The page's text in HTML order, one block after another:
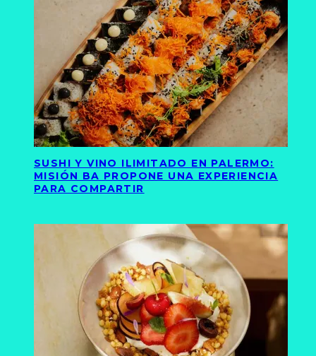
SUSHI Y VINO ILIMITADO EN PALERMO:
MISIÓN BA PROPONE UNA EXPERIENCIA
PARA COMPARTIR